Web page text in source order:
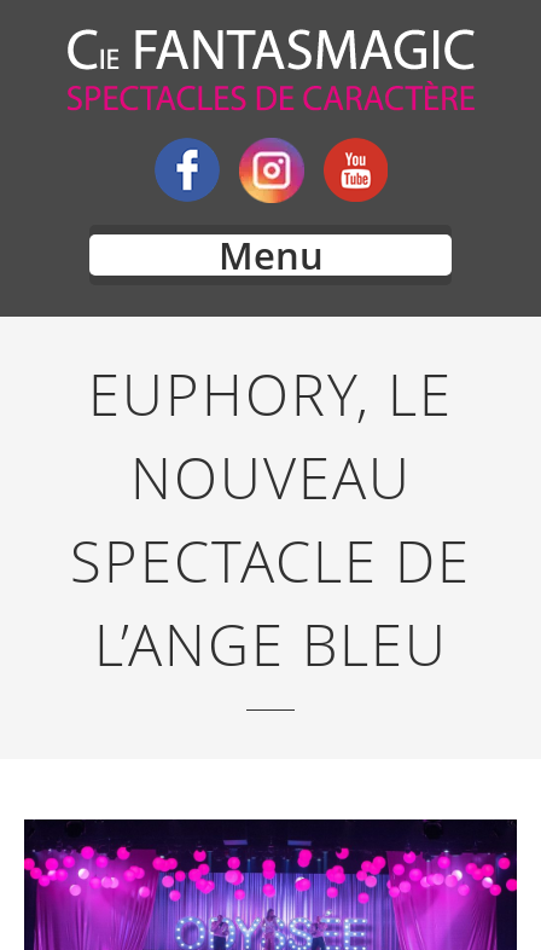
Menu
EUPHORY, LE
NOUVEAU
SPECTACLE DE
L’ANGE BLEU